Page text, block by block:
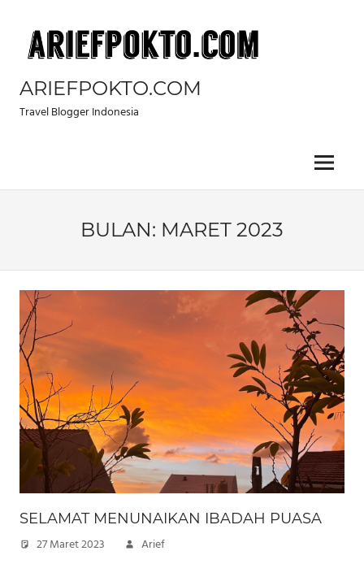
content
ARIEFPOKTO.COM
Travel Blogger Indonesia
Menu
BULAN: MARET 2023
SELAMAT MENUNAIKAN IBADAH PUASA
27 Maret 2023 Arief